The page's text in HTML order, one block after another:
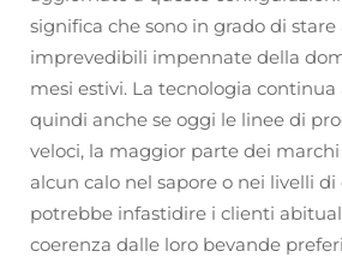
significa che sono in grado di stare
imprevedibili impennate della
mesi estivi. La tecnologia continua
quindi anche se oggi le linee di
veloci, la maggior parte dei
alcun calo nel sapore o nei livelli
potrebbe infastidire i clienti
coerenza dalle loro bevande